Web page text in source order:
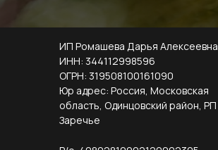
ИП Ромашева Дарья Алексеевна
ИНН: 344112998596
ОГРН: 319508100161090
Юр адрес: Россия, Московская
область, Одинцовский район, РП
Заречье